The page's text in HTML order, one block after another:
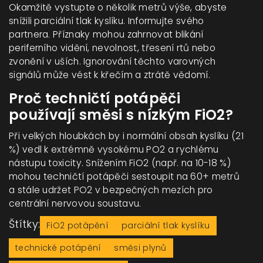
Okamžitě vystupte o několik metrů výše, abyste
snížili parciální tlak kyslíku. Informujte svého
partnera. Příznaky mohou zahrnovat blikání
periferního vidění, nevolnost, třesení rtů nebo
zvonění v uších. Ignorování těchto varovných
signálů může vést k křečím a ztrátě vědomí.
Proč techničtí potápěči
používají směsi s nízkým FiO2?
Při velkých hloubkách by i normální obsah kyslíku (21
%) vedl k extrémně vysokému PO2 a rychlému
nástupu toxicity. Snížením FiO2 (např. na 10-18 %)
mohou techničtí potápěči sestoupit na 60+ metrů
a stále udržet PO2 v bezpečných mezích pro
centrální nervovou soustavu.
Štítky: FiO2 potápění
parciální tlak kyslíku
technické potápění
směsi plynů